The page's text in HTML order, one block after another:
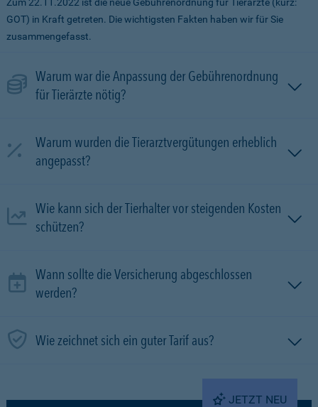
GOT) in Kraft getreten. Die wichtigsten Fakten haben wir für Sie
zusammengefasst.
Warum war die Anpassung der Gebührenordnung
für Tierärzte nötig?
Warum wurden die Tierarztvergütungen erheblich
angepasst?
Wie kann sich der Tierhalter vor steigenden Kosten
schützen?
Wann sollte die Versicherung abgeschlossen
werden?
Wie zeichnet sich ein guter Tarif aus?
JETZT NEU